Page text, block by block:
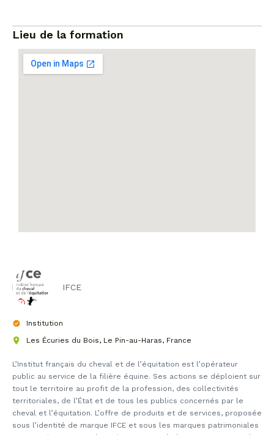
Lieu de la formation
IFCE
Institution
Les Écuries du Bois, Le Pin-au-Haras, France
L’Institut français du cheval et de l’équitation est l’opérateur
public au service de la filière équine. Ses actions se déploient sur
tout le territoire au profit de la profession, des collectivités
territoriales, de l’État et de tous les publics concernés par le
cheval et l’équitation. L’offre de produits et de services, proposée
sous l’identité de marque IFCE et sous les marques patrimoniales